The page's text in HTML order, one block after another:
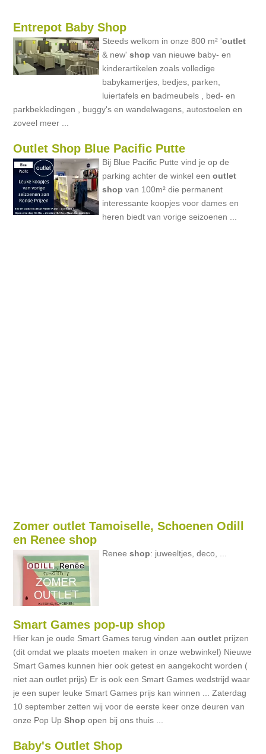
Entrepot Baby Shop
Steeds welkom in onze 800 m² 'outlet
& new'shop van nieuwe baby- en
kinderartikelen zoals volledige
babykamertjes, bedjes, parken,
luiertafels en badmeubels , bed- en
parkbekledingen , buggy's en wandelwagens, autostoelen en
zoveel meer ...
Outlet Shop Blue Pacific Putte
Bij Blue Pacific Putte vind je op de
parking achter de winkel eenoutlet
shop van 100m² die permanent
interessante koopjes voor dames en
heren biedt van vorige seizoenen ...
Zomer outlet Tamoiselle, Schoenen Odill
en Renee shop
Reneeshop: juweeltjes, deco, ...
Smart Games pop-up shop
Hier kan je oude Smart Games terug vinden aanoutlet prijzen
(dit omdat we plaats moeten maken in onze webwinkel) Nieuwe
Smart Games kunnen hier ook getest en aangekocht worden (
niet aan outlet prijs) Er is ook een Smart Games wedstrijd waar
je een super leuke Smart Games prijs kan winnen ... Zaterdag
10 september zetten wij voor de eerste keer onze deuren van
onze Pop UpShop open bij ons thuis ...
Baby's Outlet Shop